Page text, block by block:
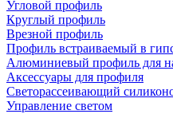
Угловой профиль
Круглый профиль
Врезной профиль
Профиль встраиваемый в
Алюминиевый профиль для
Аксессуары для профиля
Светорассеивающий
Управление светом